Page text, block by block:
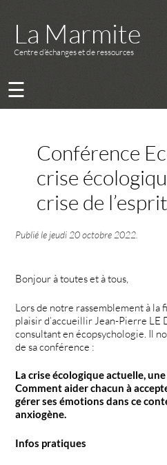
La Marmite
Centre d’échanges et de ressources
☰
Conférence
crise
crise de
Publié le jeudi 20 octobre 2022
Bonjour à toutes et à tous,
Lors de notre rassemblement à la
plaisir d’accueillir Jean-Pierre LE
consultant en écopsychologie. Il
de sa conférence :
La crise écologique actuelle, une
Comment aider chacun à
gérer ses émotions dans ce
anxiogène.
Infos pratiques